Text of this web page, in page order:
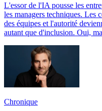
L'essor de l'IA pousse les
les managers techniques. Les
des équipes et l'autorité
autant que d'inclusion. Oui,
Chronique